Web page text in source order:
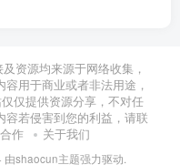
资源均来源于网络收集，
用于商业或者非法用途，
仅提供资源分享，不对任
若侵害到您的利益，请联
作 关于我们
· 由shaocun主题强力驱动.